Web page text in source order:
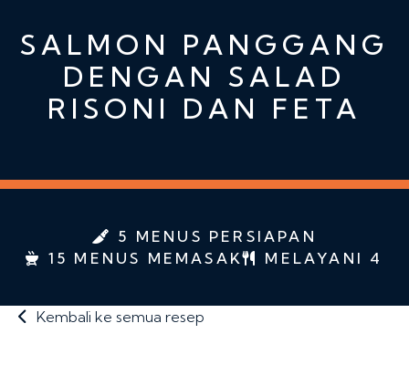
SALMON PANGGANG
DENGAN SALAD
RISONI DAN FETA
5 MENUS PERSIAPAN
15 MENUS MEMASAK
MELAYANI 4
Kembali ke semua resep